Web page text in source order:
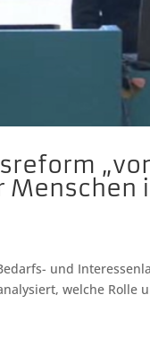
und
welche Rolle